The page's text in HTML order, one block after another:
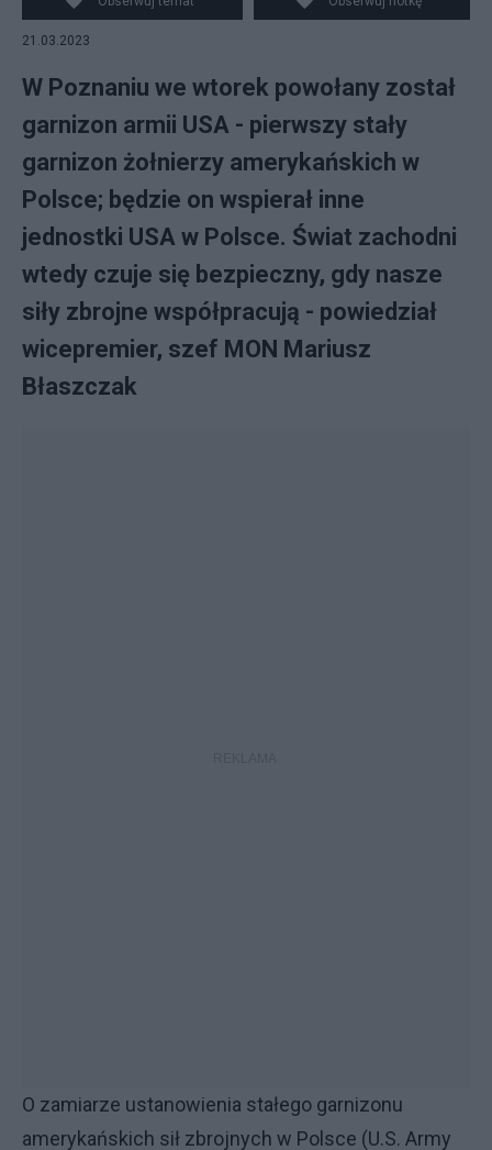
Polsce Mark Brzezinski (3P). Fot. PAP/Jakub
Kaczmarczyk
21.03.2023
W Poznaniu we wtorek powołany został
garnizon armii USA - pierwszy stały
garnizon żołnierzy amerykańskich w
Polsce; będzie on wspierał inne
jednostki USA w Polsce. Świat zachodni
wtedy czuje się bezpieczny, gdy nasze
siły zbrojne współpracują - powiedział
wicepremier, szef MON Mariusz
Błaszczak
O zamiarze ustanowienia stałego garnizonu
amerykańskich sił zbrojnych w Polsce (U.S. Army